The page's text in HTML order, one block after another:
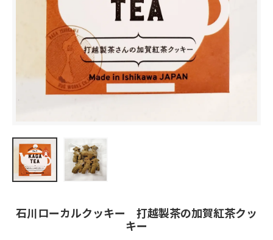
石川ローカルクッキー 打越製茶の加賀紅茶クッ
キー